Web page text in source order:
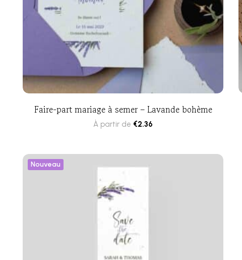
Faire-part mariage à semer – Lavande bohème
À partir de €2.36
Nouveau